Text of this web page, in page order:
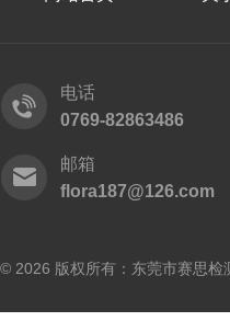
电话
0769-82863486
邮箱
flora187@126.com
© 2026 版权所有：东莞市赛思检